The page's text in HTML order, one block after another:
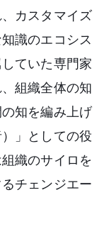
カスタマイズ
識のエコシス
ていた専門家
組織全体の知
知を編み上げ
」としての役
織のサイロを
チェンジエー